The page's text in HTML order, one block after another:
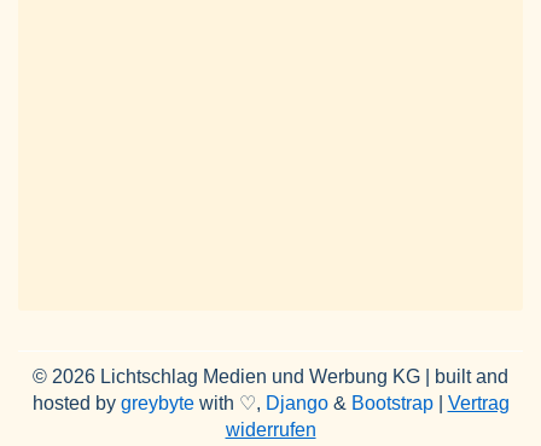
© 2026 Lichtschlag Medien und Werbung KG | built and
hosted by greybytewith ♡, Django& Bootstrap| Vertrag
widerrufen